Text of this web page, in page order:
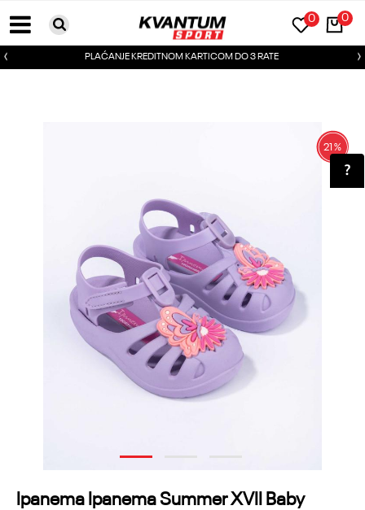
0
0
PLAĆANJE KREDITNOM KARTICOM DO 3 RATE
1 3
21%
Ipanema Ipanema Summer XVII Baby